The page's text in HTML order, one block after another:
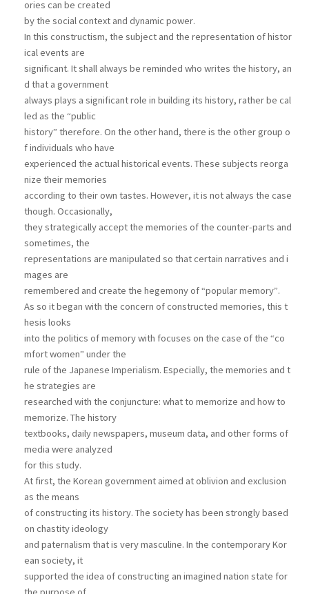
ories can be created
by the social context and dynamic power.
In this constructism, the subject and the representation of histor
ical events are
significant. It shall always be reminded who writes the history, an
d that a government
always plays a significant role in building its history, rather be cal
led as the “public
history” therefore. On the other hand, there is the other group o
f individuals who have
experienced the actual historical events. These subjects reorga
nize their memories
according to their own tastes. However, it is not always the case
though. Occasionally,
they strategically accept the memories of the counter-parts and
sometimes, the
representations are manipulated so that certain narratives and i
mages are
remembered and create the hegemony of “popular memory”.
As so it began with the concern of constructed memories, this t
hesis looks
into the politics of memory with focuses on the case of the “co
mfort women” under the
rule of the Japanese Imperialism. Especially, the memories and t
he strategies are
researched with the conjuncture: what to memorize and how to
memorize. The history
textbooks, daily newspapers, museum data, and other forms of
media were analyzed
for this study.
At first, the Korean government aimed at oblivion and exclusion
as the means
of constructing its history. The society has been strongly based
on chastity ideology
and paternalism that is very masculine. In the contemporary Kor
ean society, it
supported the idea of constructing an imagined nation state for